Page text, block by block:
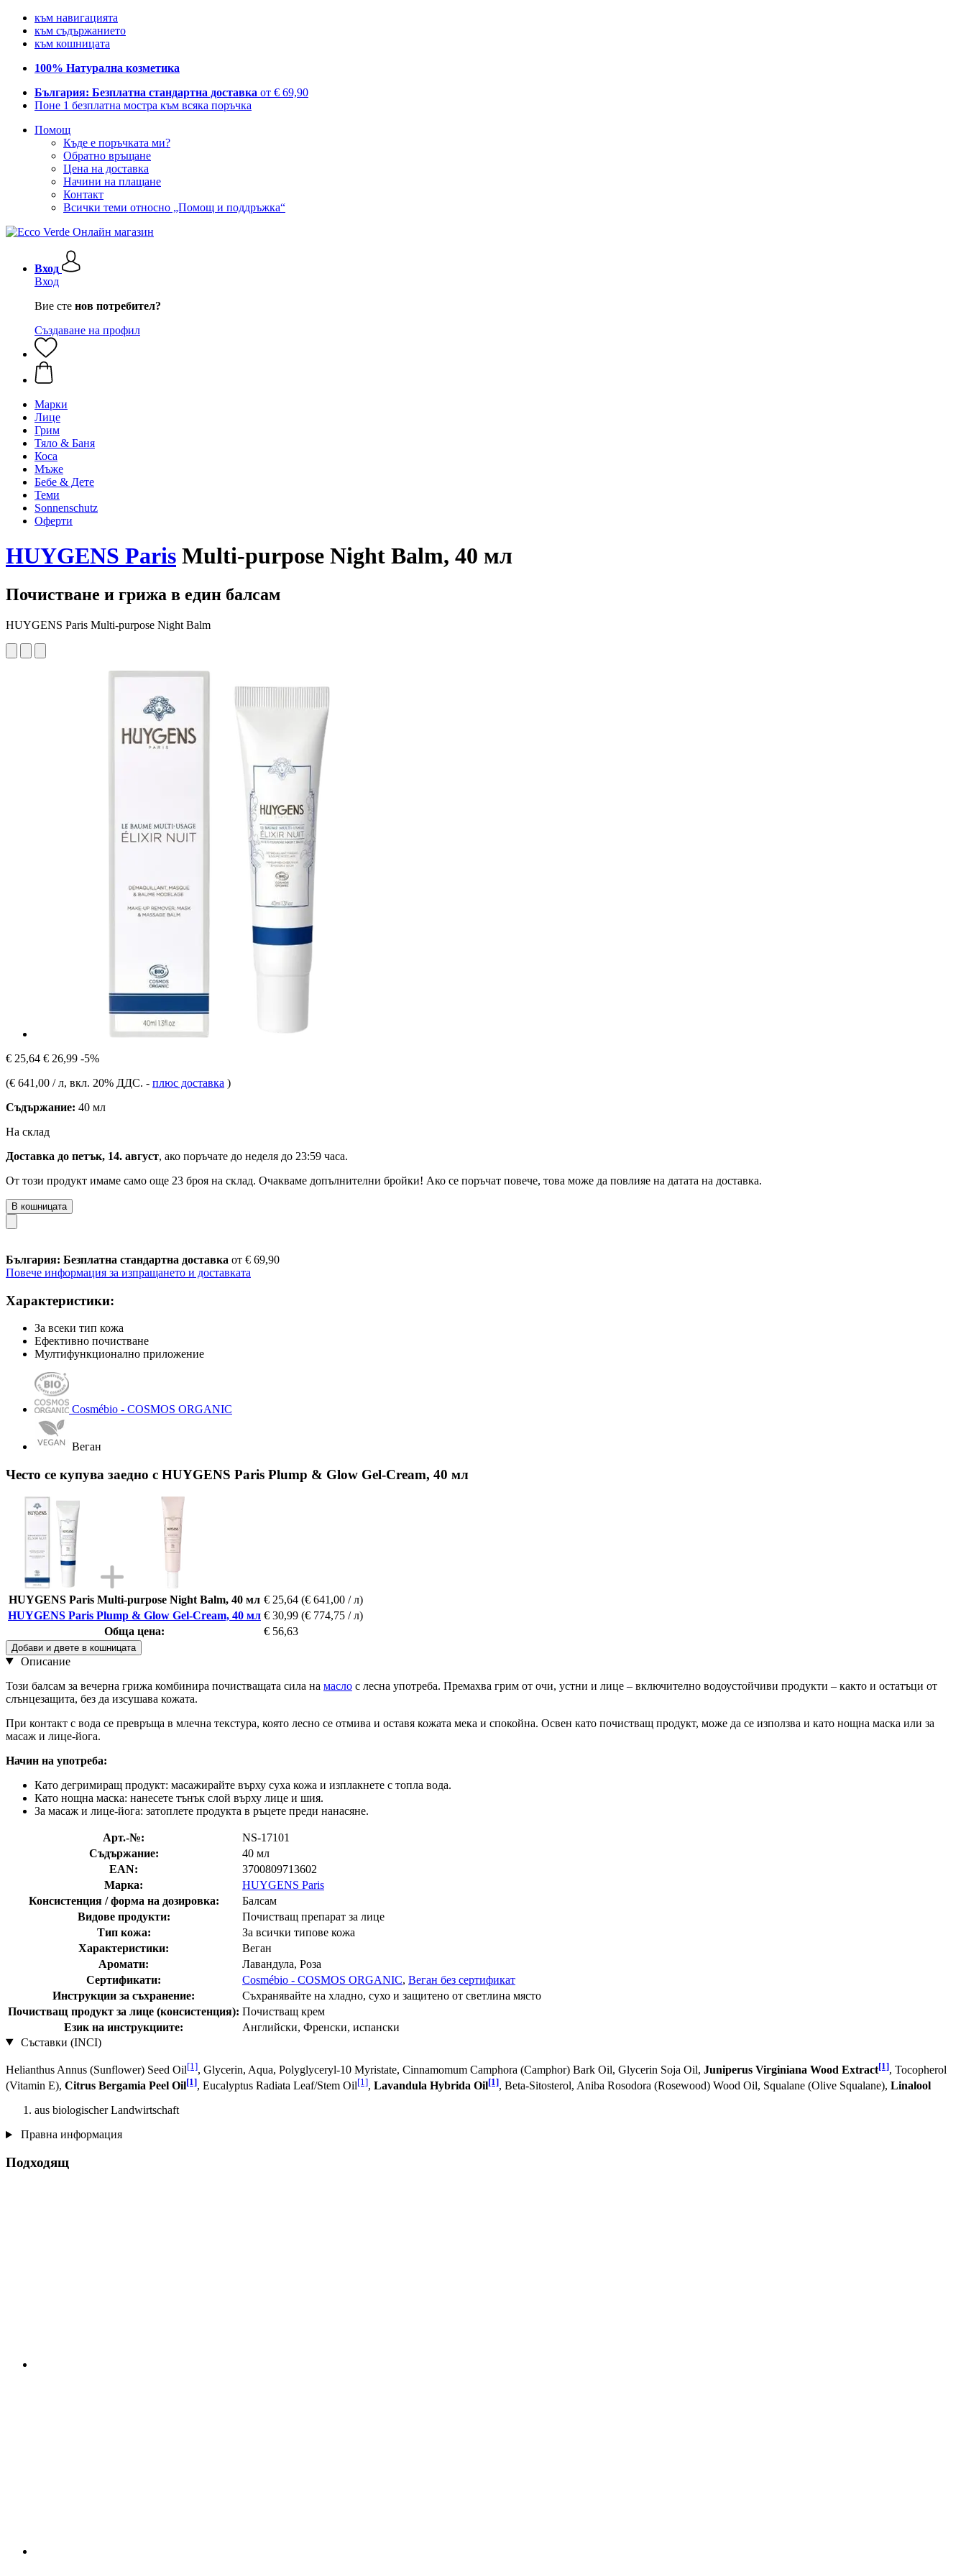
към навигацията
към съдържанието
към кошницата
100% Натурална козметика
България: Безплатна стандартна доставка от € 69,90
Поне 1 безплатна мостра към всяка поръчка
Помощ
Къде е поръчката ми?
Обратно връщане
Цена на доставка
Начини на плащане
Контакт
Всички теми относно „Помощ и поддръжка“
Вход
Вход
Вие сте нов потребител?
Създаване на профил
Марки
Лице
Грим
Тяло & Баня
Коса
Мъже
Бебе & Дете
Теми
Sonnenschutz
Оферти
HUYGENS Paris Multi-purpose Night Balm, 40 мл
Почистване и грижа в един балсам
HUYGENS Paris Multi-purpose Night Balm
€ 25,64 € 26,99 -5%
(€ 641,00 / л, вкл. 20% ДДС. - плюс доставка )
Съдържание: 40 мл
На склад
Доставка до петък, 14. август, ако поръчате до неделя до 23:59 часа.
От този продукт имаме само още 23 броя на склад. Очакваме допълнителни бройки! Ако се поръчат повече, това може да повлияе на датата на доставка.
В кошницата
България: Безплатна стандартна доставка от € 69,90
Повече информация за изпращането и доставката
Характеристики:
За всеки тип кожа
Ефективно почистване
Мултифункционално приложение
Cosmébio - COSMOS ORGANIC
Веган
Често се купува заедно с HUYGENS Paris Plump & Glow Gel-Cream, 40 мл
HUYGENS Paris Multi-purpose Night Balm, 40 мл € 25,64 (€ 641,00 / л)
HUYGENS Paris Plump & Glow Gel-Cream, 40 мл € 30,99 (€ 774,75 / л)
Обща цена:
€ 56,63
Добави и двете в кошницата
Описание
Този балсам за вечерна грижа комбинира почистващата сила на масло с лесна употреба. Премахва грим от очи, устни и лице – включително водоустойчиви продукти – както и остатъци от
слънцезащита, без да изсушава кожата.
При контакт с вода се превръща в млечна текстура, която лесно се отмива и оставя кожата мека и спокойна. Освен като почистващ продукт, може да се използва и като нощна маска или за
масаж и лице-йога.
Начин на употреба:
Като дегримиращ продукт: масажирайте върху суха кожа и изплакнете с топла вода.
Като нощна маска: нанесете тънък слой върху лице и шия.
За масаж и лице-йога: затоплете продукта в ръцете преди нанасяне.
Арт.-№:
NS-17101
Съдържание:
40 мл
EAN:
3700809713602
Марка:
HUYGENS Paris
Консистенция / форма на дозировка:
Балсам
Видове продукти:
Почистващ препарат за лице
Тип кожа:
За всички типове кожа
Характеристики:
Веган
Аромати:
Лавандула, Роза
Сертификати:
Cosmébio - COSMOS ORGANIC, Веган без сертификат
Инструкции за съхранение:
Съхранявайте на хладно, сухо и защитено от светлина място
Почистващ продукт за лице (консистенция): Почистващ крем
Език на инструкциите:
Английски, Френски, испански
Съставки (INCI)
Helianthus Annus (Sunflower) Seed Oil[1], Glycerin, Aqua, Polyglyceryl-10 Myristate, Cinnamomum Camphora (Camphor) Bark Oil, Glycerin Soja Oil, Juniperus Virginiana Wood Extract[1], Tocopherol
(Vitamin E), Citrus Bergamia Peel Oil[1], Eucalyptus Radiata Leaf/Stem Oil[1], Lavandula Hybrida Oil[1], Beta-Sitosterol, Aniba Rosodora (Rosewood) Wood Oil, Squalane (Olive Squalane), Linalool
aus biologischer Landwirtschaft
Правна информация
Подходящ